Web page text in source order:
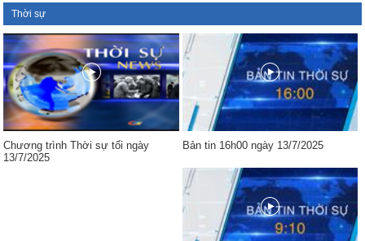
Thời sự
Chương trình Thời sự tối ngày
13/7/2025
Bản tin 16h00 ngày 13/7/2025